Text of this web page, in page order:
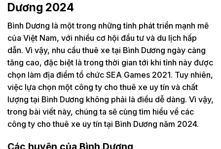
Dương 2024
Bình Dương là một trong những tỉnh phát triển mạnh mẽ
của Việt Nam, với nhiều cơ hội đầu tư và du lịch hấp
dẫn. Vì vậy, nhu cầu thuê xe tại Bình Dương ngày càng
tăng cao, đặc biệt là trong thời gian tới khi tỉnh này được
chọn làm địa điểm tổ chức SEA Games 2021. Tuy nhiên,
việc lựa chọn một công ty cho thuê xe uy tín và chất
lượng tại Bình Dương không phải là điều dễ dàng. Vì vậy,
trong bài viết này, chúng ta sẽ cùng tìm hiểu về các
công ty cho thuê xe uy tín tại Bình Dương năm 2024.
Các huyện của Bình Dương